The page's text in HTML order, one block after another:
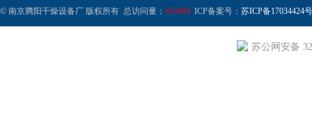
© 南京腾阳干燥设备厂 版权所有 总访问量： 653494 ICP备案号： 苏ICP备17034424
苏公网安备